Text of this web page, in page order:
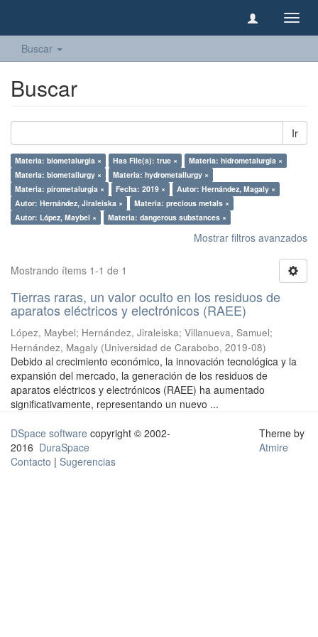
Buscar
Buscar
Ir
Materia: biometalurgia × Has File(s): true ×
Materia: hidrometalurgia ×
Materia: biometallurgy ×
Materia: hydrometallurgy ×
Materia: pirometalurgia ×
Fecha: 2019 ×
Autor: Hernández, Magaly ×
Autor: Hernández, Jiraleiska ×
Materia: precious metals ×
Autor: López, Maybel ×
Materia: dangerous substances ×
Mostrar filtros avanzados
Mostrando ítems 1-1 de 1
Tierras raras, un valor oculto en los residuos de
aparatos eléctricos y electrónicos (RAEE)
López, Maybel; Hernández, Jiraleiska; Villanueva, Samuel;
Hernández, Magaly (Universidad de Carabobo, 2019-08)
Debido al crecimiento económico, la innovación tecnológica y la
expansión del mercado, la generación de los residuos de
aparatos eléctricos y electrónicos (RAEE) ha aumentado
significativamente, representando un nuevo ...
DSpace software copyright © 2002-
2016 DuraSpace
Contacto | Sugerencias
Theme by
Atmire